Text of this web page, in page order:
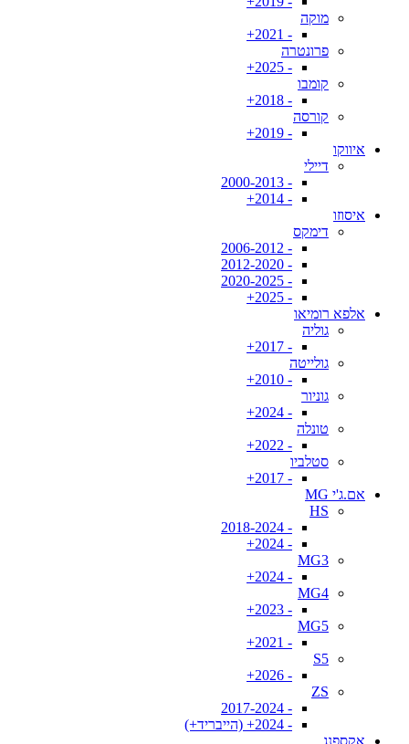
מוקה
- 2021+
פרונטרה
- 2025+
קומבו
- 2018+
קורסה
- 2019+
איווקו
דיילי
- 2000-2013
- 2014+
איסוזו
דימקס
- 2006-2012
- 2012-2020
- 2020-2025
- 2025+
אלפא רומיאו
גוליה
- 2017+
גולייטה
- 2010+
גוניור
- 2024+
טונלה
- 2022+
סטלביו
- 2017+
אם.ג'י MG
HS
- 2018-2024
- 2024+
MG3
- 2024+
MG4
- 2023+
MG5
- 2021+
S5
- 2026+
ZS
- 2017-2024
- 2024+ (הייבריד+)
אקספנג